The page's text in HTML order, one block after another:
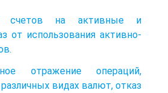
счетов на активные и
от использования активно-
отражение операций,
видах валют, отказ